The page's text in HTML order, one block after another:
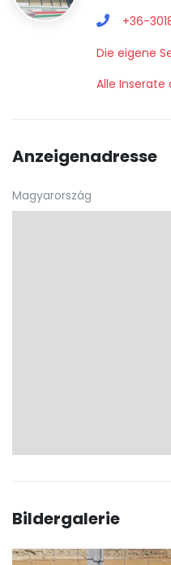
+36-
Die eigene
Alle Inserate
Anzeigenadresse
Magyarország
Bildergalerie